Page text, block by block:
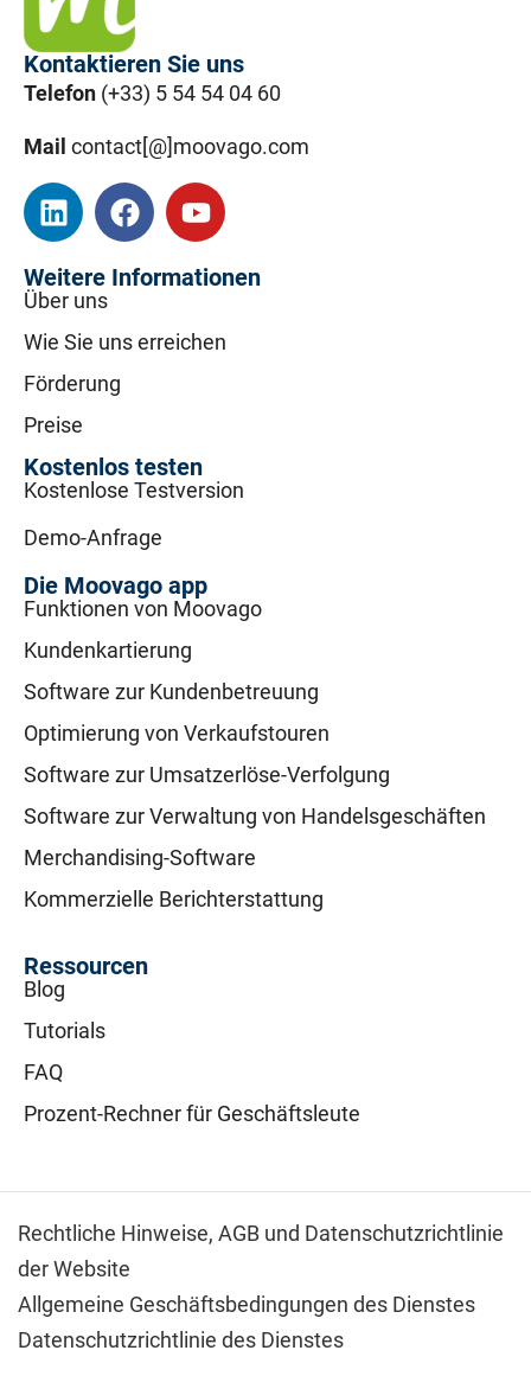
Kontaktieren Sie uns
Telefon (+33) 5 54 54 04 60
Mail contact[@]moovago.com
Weitere Informationen
Über uns
Wie Sie uns erreichen
Förderung
Preise
Kostenlos testen
Kostenlose Testversion
Demo-Anfrage
Die Moovago app
Funktionen von Moovago
Kundenkartierung
Software zur Kundenbetreuung
Optimierung von Verkaufstouren
Software zur Umsatzerlöse-Verfolgung
Software zur Verwaltung von Handelsgeschäften
Merchandising-Software
Kommerzielle Berichterstattung
Ressourcen
Blog
Tutorials
FAQ
Prozent-Rechner für Geschäftsleute
Rechtliche Hinweise, AGB und Datenschutzrichtlinie
der Website
Allgemeine Geschäftsbedingungen des Dienstes
Datenschutzrichtlinie des Dienstes